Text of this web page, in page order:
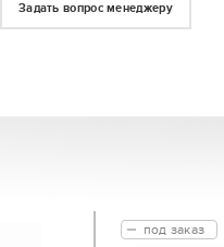
Задать вопрос менеджеру
под заказ